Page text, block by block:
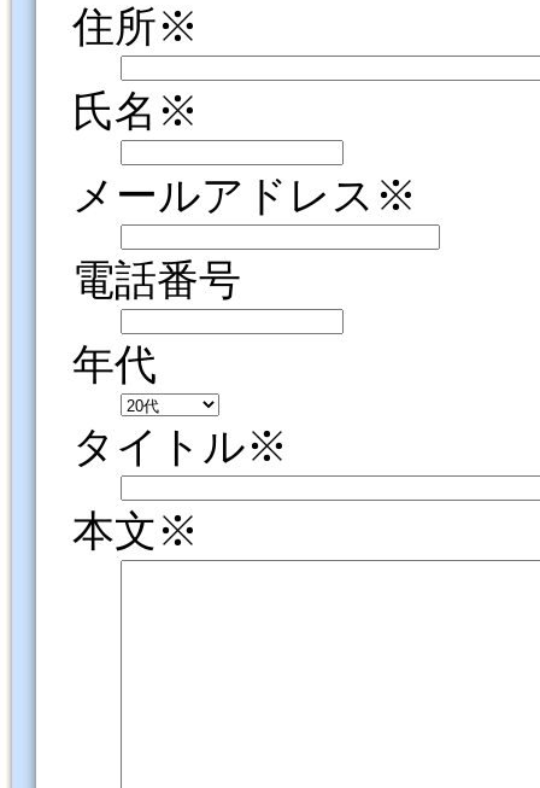
住所※
氏名※
メールアドレス※
電話番号
年代
タイトル※
本文※